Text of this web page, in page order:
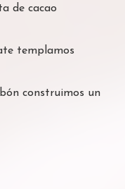
de cacao
templamos
construimos un